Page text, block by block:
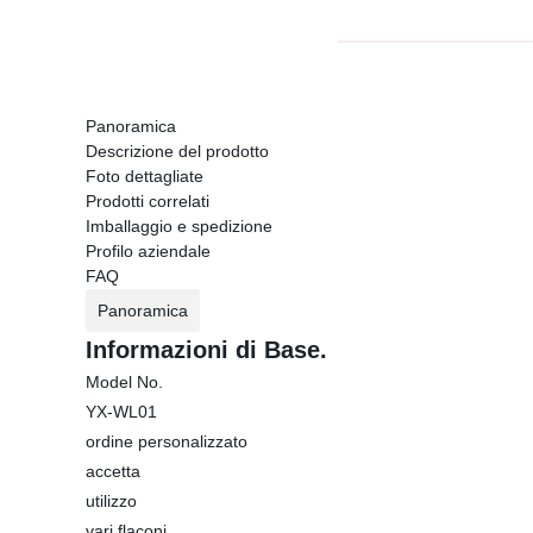
Panoramica
Descrizione del prodotto
Foto dettagliate
Prodotti correlati
Imballaggio e spedizione
Profilo aziendale
FAQ
Panoramica
Informazioni di Base.
Model No.
YX-WL01
ordine personalizzato
accetta
utilizzo